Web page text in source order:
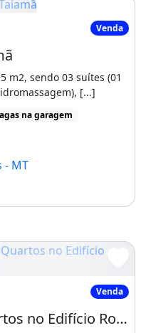
Venda
m2, sendo 03 suítes (01
[...]
na garagem
- MT
no Edifício Rondon
Venda
Apartamento com 3 Quartos no Edifício Rondon - Bairro Vila Aurora II em Rondonópolis